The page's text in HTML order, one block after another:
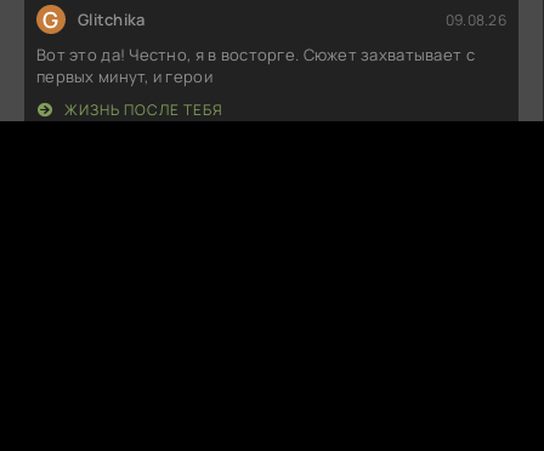
G Glitchika 09.08.26
Вот это да! Честно, я в восторге. Сюжет захватывает с
первых минут, и герои
ЖИЗНЬ ПОСЛЕ ТЕБЯ